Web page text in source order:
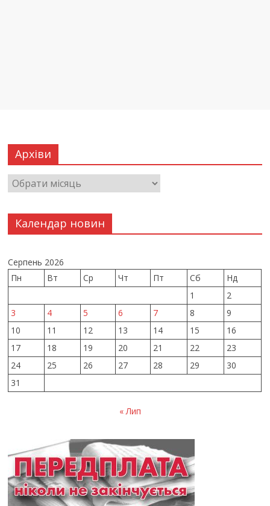
Архіви
Календар новин
Серпень 2026
Пн
Вт Ср Чт Пт Сб
Нд
1
2
3
4 5 6 7 8
9
10
11 12 13 14 15
16
17
18 19 20 21 22
23
24
25 26 27 28 29
30
31
« Лип